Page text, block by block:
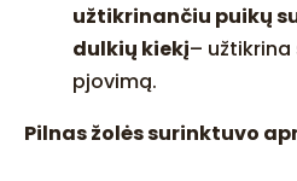
užtikrinančiu puikų
dulkių kiekį–
pjovimą.
Pilnas žolės surinktuvo